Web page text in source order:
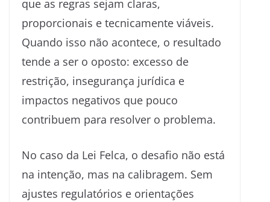
que as regras sejam claras,
proporcionais e tecnicamente viáveis.
Quando isso não acontece, o resultado
tende a ser o oposto: excesso de
restrição, insegurança jurídica e
impactos negativos que pouco
contribuem para resolver o problema.
No caso da Lei Felca, o desafio não está
na intenção, mas na calibragem. Sem
ajustes regulatórios e orientações